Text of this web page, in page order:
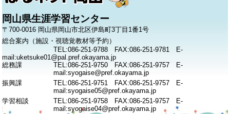
岡山県生涯学習センター
〒700-0016 岡山県岡山市北区伊島町3丁目1番1号
総合案内（施設・視聴覚教材等予約）
TEL:086-251-9788 FAX:086-251-9781 E-
mail:uketsuke01@pal.pref.okayama.jp
総務課
TEL:086-251-9750 FAX:086-251-9757 E-
mail:syogaise@pref.okayama.jp
振興課
TEL:086-251-9751 FAX:086-251-9757 E-
mail:syogaise05@pref.okayama.jp
学習相談
TEL:086-251-9758 FAX:086-251-9757 E-
mail:syogaise04@pref.okayama.jp